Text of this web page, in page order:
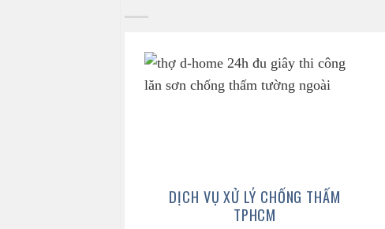
DỊCH VỤ XỬ LÝ CHỐNG THẤM
TPHCM